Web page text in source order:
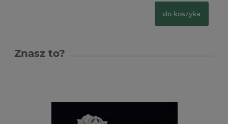
do koszyka
Znasz to?